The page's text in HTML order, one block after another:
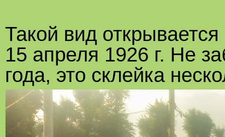
Такой вид
15 апреля 1926 г. Не
года, это склейка